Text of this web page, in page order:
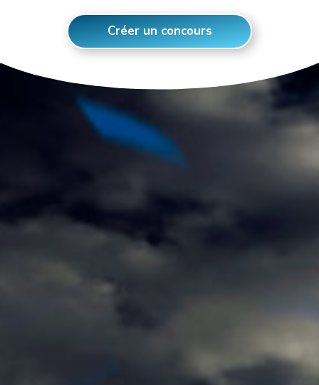
Créer un concours